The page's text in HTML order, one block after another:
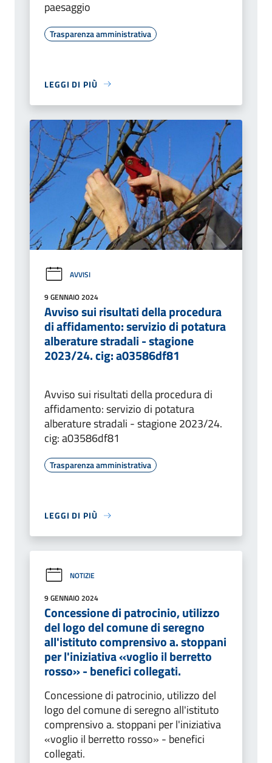
paesaggio
Trasparenza amministrativa
LEGGI DI PIÙ
AVVISI
9 GENNAIO 2024
Avviso sui risultati della procedura
di affidamento: servizio di potatura
alberature stradali - stagione
2023/24. cig: a03586df81
Avviso sui risultati della procedura di
affidamento: servizio di potatura
alberature stradali - stagione 2023/24.
cig: a03586df81
Trasparenza amministrativa
LEGGI DI PIÙ
NOTIZIE
9 GENNAIO 2024
Concessione di patrocinio, utilizzo
del logo del comune di seregno
all'istituto comprensivo a. stoppani
per l'iniziativa «voglio il berretto
rosso» - benefici collegati.
Concessione di patrocinio, utilizzo del
logo del comune di seregno all'istituto
comprensivo a. stoppani per l'iniziativa
«voglio il berretto rosso» - benefici
collegati.